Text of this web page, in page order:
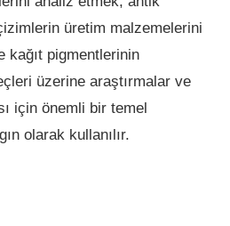
üretim malzemelerini
kağıt pigmentlerinin
üzerine araştırmalar ve
için önemli bir temel
olarak kullanılır.